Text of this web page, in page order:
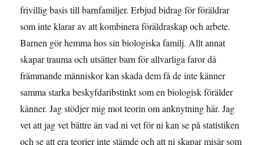
frivillig basis till barnfamiljer. Erbjud bidrag för föräldrar
som inte klarar av att kombinera föräldraskap och arbete.
Barnen gör hemma hos sin biologiska familj. Allt annat
skapar trauma och utsätter barn för allvarliga faror då
främmande människor kan skada dem få de inte känner
samma starka beskyfdaribstinkt som en biologisk förälder
känner. Jag stödjer mig mot teorin om anknytning här. Jag
vet att jag vet bättre än vad ni vet för ni kan se på statistiken
och se att era teorier inte stämde och att ni skapar misär som